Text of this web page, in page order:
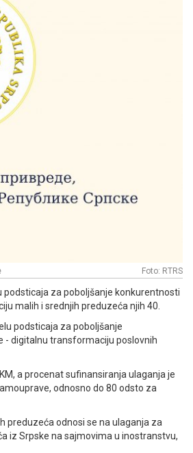
Foto: RTRS
podsticaja za poboljšanje konkurentnosti
malih i srednjih preduzeća njih 40.
podsticaja za poboljšanje
- digitalnu transformaciju poslovnih
a procenat sufinansiranja ulaganja je
odnosno do 80 odsto za
preduzeća odnosi se na ulaganja za
iz Srpske na sajmovima u inostranstvu,